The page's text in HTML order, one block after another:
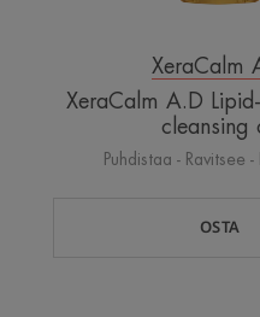
XeraCalm
XeraCalm A.D
cleansing
Puhdistaa - Ravitsee
OSTA